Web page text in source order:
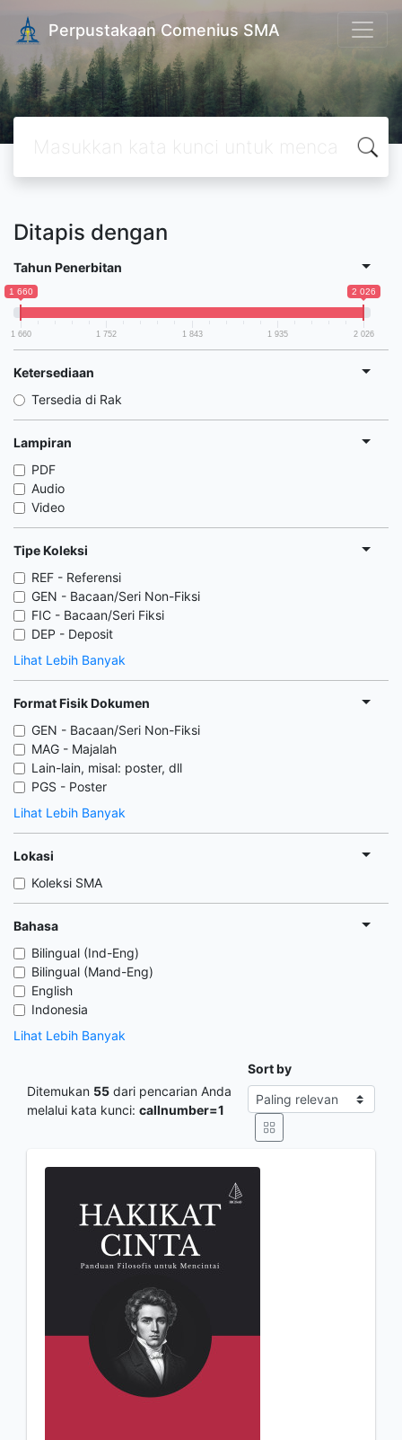
Perpustakaan Comenius SMA
Ditapis dengan
Tahun Penerbitan
1 660 2 026
1 660 1 752 1 843 1 935 2 026
Ketersediaan
Tersedia di Rak
Lampiran
PDF
Audio
Video
Tipe Koleksi
REF - Referensi
GEN - Bacaan/Seri Non-Fiksi
FIC - Bacaan/Seri Fiksi
DEP - Deposit
Lihat Lebih Banyak
Format Fisik Dokumen
GEN - Bacaan/Seri Non-Fiksi
MAG - Majalah
Lain-lain, misal: poster, dll
PGS - Poster
Lihat Lebih Banyak
Lokasi
Koleksi SMA
Bahasa
Bilingual (Ind-Eng)
Bilingual (Mand-Eng)
English
Indonesia
Lihat Lebih Banyak
Ditemukan 55 dari pencarian Anda
melalui kata kunci: callnumber=1
Sort by